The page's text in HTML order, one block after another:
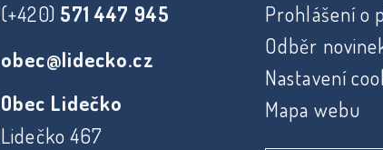
(+420) 571 447 945
obec@lidecko.cz
Obec Lidečko
Lidečko 467
Prohlášení o
Odběr
Nastavení
Mapa webu